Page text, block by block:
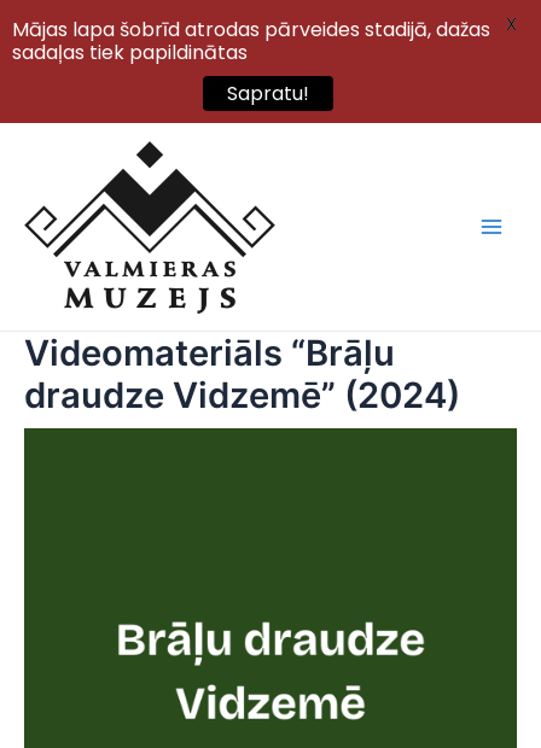
Videomateriāls “Brāļu
draudze Vidzemē” (2024)
Mājas lapa šobrīd atrodas pārveides stadijā, dažas
sadaļas tiek papildinātas
Sapratu!
X